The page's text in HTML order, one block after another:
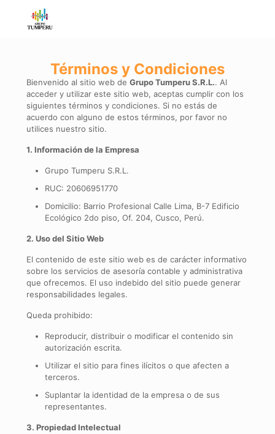
Términos y Condiciones
Bienvenido al sitio web de Grupo Tumperu S.R.L.. Al
acceder y utilizar este sitio web, aceptas cumplir con los
siguientes términos y condiciones. Si no estás de
acuerdo con alguno de estos términos, por favor no
utilices nuestro sitio.
1. Información de la Empresa
Grupo Tumperu S.R.L.
RUC: 20606951770
Domicilio: Barrio Profesional Calle Lima, B-7 Edificio
Ecológico 2do piso, Of. 204, Cusco, Perú.
2. Uso del Sitio Web
El contenido de este sitio web es de carácter informativo
sobre los servicios de asesoría contable y administrativa
que ofrecemos. El uso indebido del sitio puede generar
responsabilidades legales.
Queda prohibido:
Reproducir, distribuir o modificar el contenido sin
autorización escrita.
Utilizar el sitio para fines ilícitos o que afecten a
terceros.
Suplantar la identidad de la empresa o de sus
representantes.
3. Propiedad Intelectual